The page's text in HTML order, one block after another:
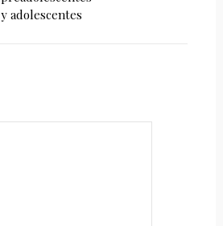
y adolescentes